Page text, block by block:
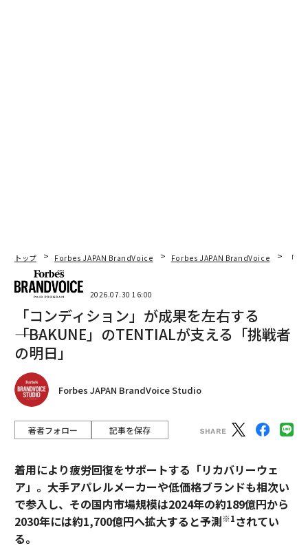
トップ Forbes JAPAN BrandVoice Forbes JAPAN BrandVoice 「
2026.07.30 16:00
「コンディション」が成果を左右する
――「BAKUNE」のTENTIALが支える「挑戦者
の明日」
Forbes JAPAN BrandVoice Studio
著者フォロー 記事を保存
着用により疲労回復をサポートする「リカバリーウェ
ア」。大手アパレルメーカーや低価格ブランドも相次い
で参入し、その国内市場規模は2024年の約189億円から
2030年には約1,700億円へ拡大すると予測※1されてい
る。